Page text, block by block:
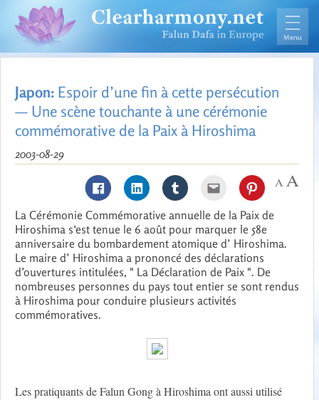
Japon: Espoir d’une fin à cette persécution
— Une scène touchante à une cérémonie
commémorative de la Paix à Hiroshima
2003-08-29
La Cérémonie Commémorative annuelle de la Paix de
Hiroshima s‘est tenue le 6 août pour marquer le 58e
anniversaire du bombardement atomique d’ Hiroshima.
Le maire d’ Hiroshima a prononcé des déclarations
d’ouvertures intitulées, " La Déclaration de Paix ". De
nombreuses personnes du pays tout entier se sont rendus
à Hiroshima pour conduire plusieurs activités
commémoratives.
Les pratiquants de Falun Gong à Hiroshima ont aussi utilisé